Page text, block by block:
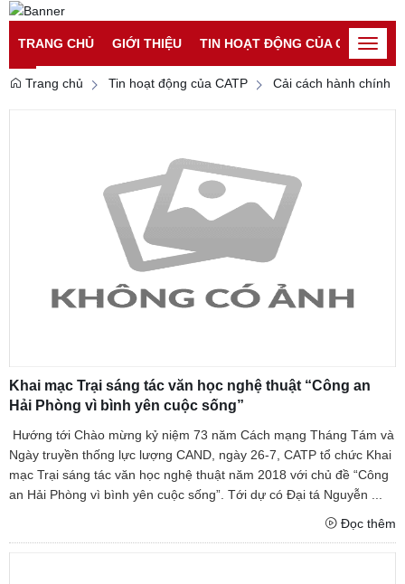
Đăng nhập
Đăng ký
TRANG CHỦ
GIỚI THIỆU TIN HOẠT ĐỘNG CỦA CATPToggle
Trang chủ
Tin hoạt động của CATP Cải cách hành chính
Khai mạc Trại sáng tác văn học nghệ thuật “Công an
Hải Phòng vì bình yên cuộc sống”
Hướng tới Chào mừng kỷ niệm 73 năm Cách mạng Tháng Tám và
Ngày truyền thống lực lượng CAND, ngày 26-7, CATP tổ chức Khai
mạc Trại sáng tác văn học nghệ thuật năm 2018 với chủ đề “Công
an Hải Phòng vì bình yên cuộc sống”. Tới dự có Đại tá Nguyễn ...
Đọc thêm